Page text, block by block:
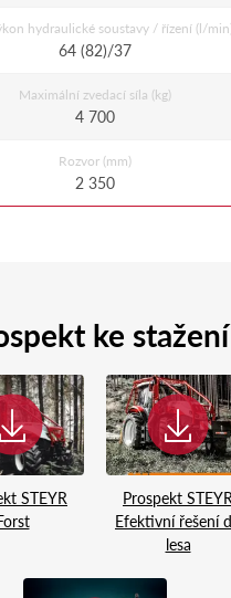
hydraulické soustavy / řízení (l/
64 (82)/37
Maximální zvedací síla (kg)
4 700
Rozvor (mm)
2 350
ke stažení
STEYR
Prospekt STEYR
Efektivní řešení
lesa